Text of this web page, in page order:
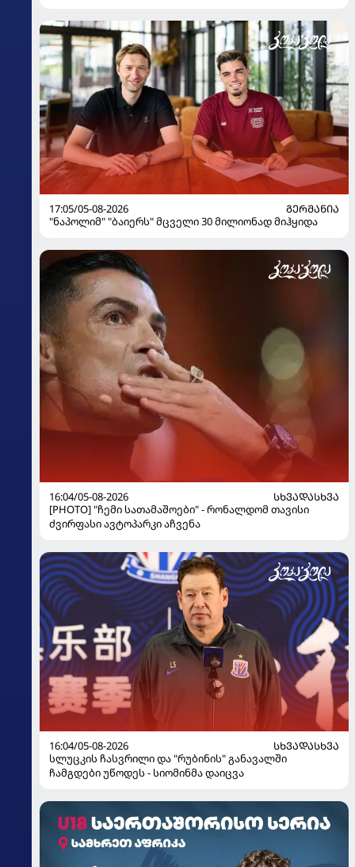
17:05/05-08-2026
ᲒᲔᲠᲛᲐᲜᲘᲐ
"ნაპოლიმ" "ბაიერს" მცველი 30 მილიონად მიჰყიდა
16:04/05-08-2026
ᲡᲮᲕᲐᲓᲐᲡᲮᲕᲐ
[PHOTO] "ჩემი სათამაშოები" - რონალდომ თავისი
ძვირფასი ავტოპარკი აჩვენა
16:04/05-08-2026
ᲡᲮᲕᲐᲓᲐᲡᲮᲕᲐ
სლუცკის ჩასვრილი და "რუბინის" განავალში
ჩამგდები უწოდეს - სიომინმა დაიცვა